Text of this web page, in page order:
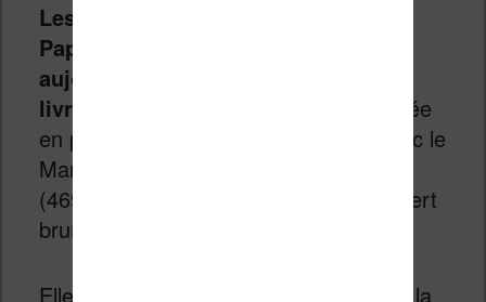
Les commandes de la Remarkable
Paper Pure sont ouvertes dès
aujourd’hui, avec les premières
livraisons début juin.
Elle est proposée
en pack avec le Marker (399 €) ou avec le
Marker Plus et la housse Sleeve Folio
(469 €), en trois coloris : bleu océan, vert
brume et rose désert.
Elle sera commercialisée aux côtés de la